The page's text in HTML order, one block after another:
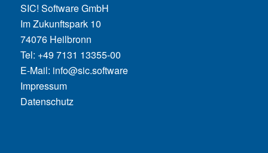
SIC! Software GmbH
Im Zukunftspark 10
74076 Heilbronn
Tel: +49 7131 13355-00
E-Mail: info@sic.software
Impressum
Datenschutz